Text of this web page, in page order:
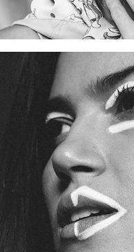
LINHAS P&B